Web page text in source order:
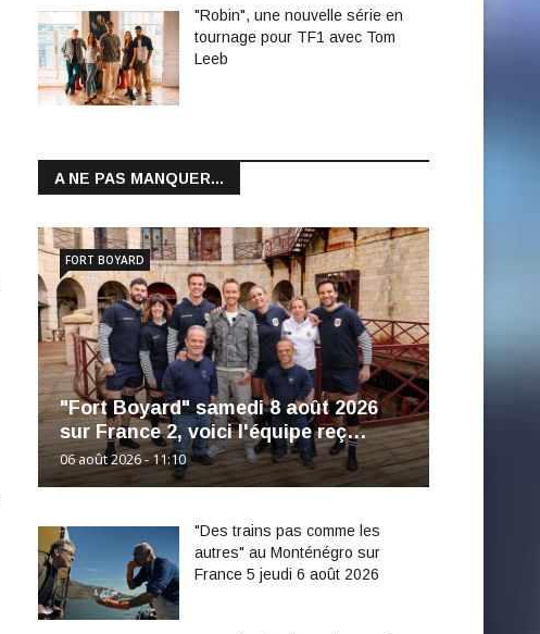
"Robin", une nouvelle série en
tournage pour TF1 avec Tom
Leeb
A NE PAS MANQUER...
"Fort Boyard" samedi 8 août 2026
sur France 2, voici l'équipe reç…
06 août 2026 - 11:10
FORT BOYARD
"Des trains pas comme les
autres" au Monténégro sur
France 5 jeudi 6 août 2026